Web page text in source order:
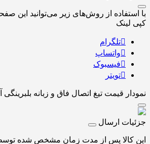
با استفاده از روش‌های زیر می‌توانید این
کپی لینک
تلگرام
واتساپ
فیسبوک
تویتر
نمودار قیمت تیغ اتصال فاق و زبانه بلبرینگی
جزئیات ارسال
این کالا پس از مدت زمان مشخص شده توسط